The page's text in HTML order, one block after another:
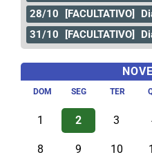
28/10
[FACULTATIVO]
31/10
[FACULTATIVO]
DOM SEG TER
1 2 3
8 9 10